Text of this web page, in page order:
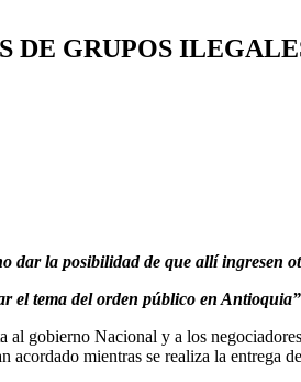
GRUPOS
dar la posibilidad de que allí ingresen
el tema del orden público en
gobierno Nacional y a los
mientras se realiza la entrega